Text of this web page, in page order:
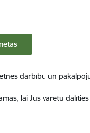
darbību un
lai Jūs varētu